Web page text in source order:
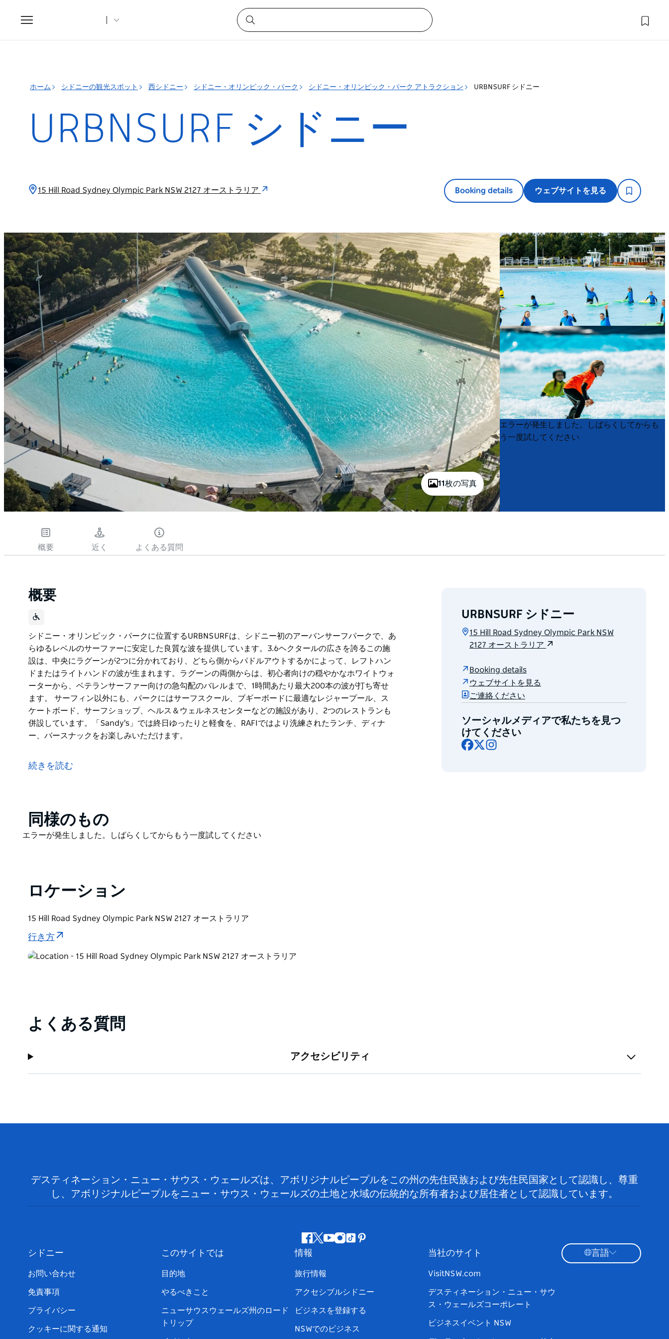
Toggle
navigation
ホーム シドニーの観光スポット 西シドニー シドニー・オリンピック・パーク シドニー・オリンピック・パーク アトラクション URBNSURF シドニー
URBNSURF シドニー
15 Hill Road Sydney Olympic Park NSW 2127 オーストラリア Booking details ウェブサイトを見る
11枚の写真
Product
List
Product
List
エラーが発生しました。しばらくしてからも
う一度試してください
概要 近く よくある質問
概要
シドニー・オリンピック・パークに位置するURBNSURFは、シドニー初のアーバンサーフパークで、あ
らゆるレベルのサーファーに安定した良質な波を提供しています。3.6ヘクタールの広さを誇るこの施
設は、中央にラグーンが2つに分かれており、どちら側からパドルアウトするかによって、レフトハン
ドまたはライトハンドの波が生まれます。ラグーンの両側からは、初心者向けの穏やかなホワイトウォ
ーターから、ベテランサーファー向けの急勾配のバレルまで、1時間あたり最大200本の波が打ち寄せ
ます。 サーフィン以外にも、パークにはサーフスクール、ブギーボードに最適なレジャープール、ス
ケートボード、サーフショップ、ヘルス＆ウェルネスセンターなどの施設があり、2つのレストランも
併設しています。「Sandy's」では終日ゆったりと軽食を、RAFIではより洗練されたランチ、ディナ
ー、バースナックをお楽しみいただけます。
らゆるレベルのサーファーに安定した良質な波を提供しています。3.6ヘクタールの広さを誇るこの施
設は、中央にラグーンが2つに分かれており、どちら側からパドルアウトするかによって、レフトハン
ます。
サーフィン以外にも、パークにはサーフスクール、ブギーボードに最適なレジャープール、スケートボ
ード、サーフショップ、ヘルス＆ウェルネスセンターなどの施設があり、2つのレストランも併設して
続きを読む
URBNSURF シドニー
15 Hill Road Sydney Olympic Park NSW
2127 オーストラリア
Booking details
ウェブサイトを見る
ご連絡ください
ソーシャルメディアで私たちを見つ
けてください
Facebook
X
Product
List
同様のもの
Product
エラーが発生しました。しばらくしてからもう一度試してください
ロケーション
15 Hill Road Sydney Olympic Park NSW 2127 オーストラリア
行き方
よくある質問
アクセシビリティ
デスティネーション・ニュー・サウス・ウェールズは、アボリジナルピープルをこの州の先住民族および先住民国家として認識し、尊重
し、アボリジナルピープルをニュー・サウス・ウェールズの土地と水域の伝統的な所有者および居住者として認識しています。
フ
ェ
イ
ブ
ッ
ツ
ッ
ー
ユ
ー
ブ
イ
グ
ラ
テ
ト
ッ
ピ
ス
ト
シドニー
お問い合わせ
免責事項
プライバシー
クッキーに関する通知
このサイトでは
目的地
やるべきこと
ニューサウスウェールズ州のロード
トリップ
情報
旅行情報
アクセシブルシドニー
ビジネスを登録する
NSWでのビジネス
当社のサイト
VisitNSW.com
デスティネーション・ニュー・サウ
ス・ウェールズコーポレート
ビジネスイベント NSW
言語